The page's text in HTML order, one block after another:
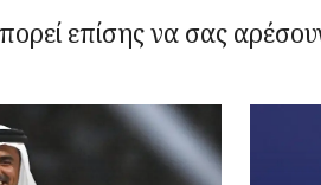
επίσης να σας